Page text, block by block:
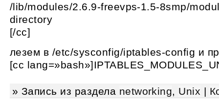
/lib/modules/2.6.9-freevps-1.5-8smp/
directory
[/cc]
лезем в /etc/sysconfig/iptables-config и
[cc
» Запись из раздела networking, Unix |